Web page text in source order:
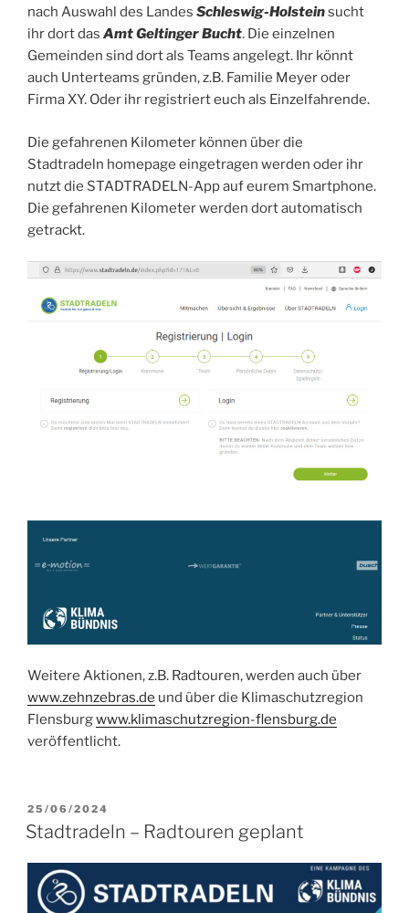
nach Auswahl des Landes Schleswig-Holsteinsucht
ihr dort das Amt Geltinger Bucht. Die einzelnen
Gemeinden sind dort als Teams angelegt. Ihr könnt
auch Unterteams gründen, z.B. Familie Meyer oder
Firma XY. Oder ihr registriert euch als Einzelfahrende.
Die gefahrenen Kilometer können über die
Stadtradeln homepage eingetragen werden oder ihr
nutzt die STADTRADELN-App auf eurem Smartphone.
Die gefahrenen Kilometer werden dort automatisch
getrackt.
Weitere Aktionen, z.B. Radtouren, werden auch über
www.zehnzebras.de und über die Klimaschutzregion
Flensburgwww.klimaschutzregion-flensburg.de
veröffentlicht.
VERÖFFENTLICHT
AM
25/06/2024
Stadtradeln – Radtouren geplant